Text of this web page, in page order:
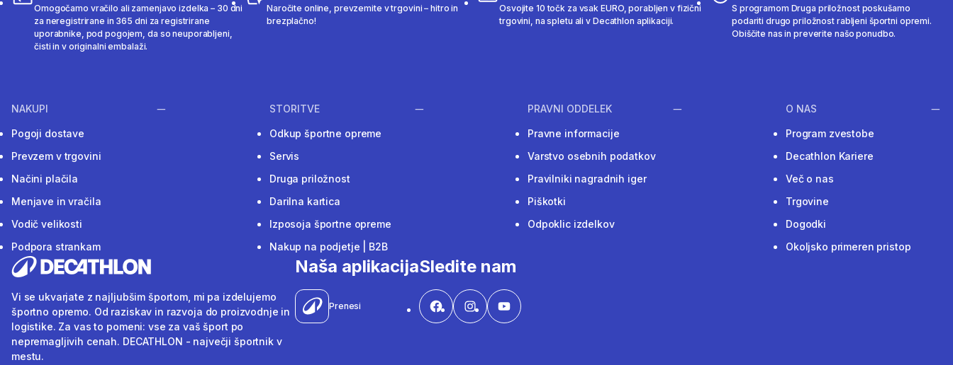
Omogočamo vračilo ali zamenjavo izdelka – 30 dni
za neregistrirane in 365 dni za registrirane
uporabnike, pod pogojem, da so neuporabljeni,
čisti in v originalni embalaži.
Naročite online, prevzemite v trgovini – hitro in
brezplačno!
Osvojite 10 točk za vsak EURO, porabljen v fizični
trgovini, na spletu ali v Decathlon aplikaciji.
S programom Druga priložnost poskušamo
podariti drugo priložnost rabljeni športni opremi.
Obiščite nas in preverite našo ponudbo.
NAKUPI
Pogoji dostave
Prevzem v trgovini
Načini plačila
Menjave in vračila
Vodič velikosti
Podpora strankam
STORITVE
Odkup športne opreme
Servis
Druga priložnost
Darilna kartica
Izposoja športne opreme
Nakup na podjetje | B2B
PRAVNI ODDELEK
Pravne informacije
Varstvo osebnih podatkov
Pravilniki nagradnih iger
Piškotki
Odpoklic izdelkov
O NAS
Program zvestobe
Decathlon Kariere
Več o nas
Trgovine
Dogodki
Okoljsko primeren pristop
Vi se ukvarjate z najljubšim športom, mi pa izdelujemo
športno opremo. Od raziskav in razvoja do proizvodnje in
logistike. Za vas to pomeni: vse za vaš šport po
nepremagljivih cenah. DECATHLON - največji športnik v
mestu.
Naša aplikacija
Prenesi
Sledite nam